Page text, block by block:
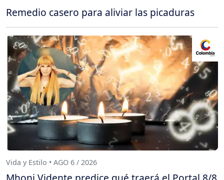
Remedio casero para aliviar las picaduras
Vida y Estilo • AGO 6 / 2026